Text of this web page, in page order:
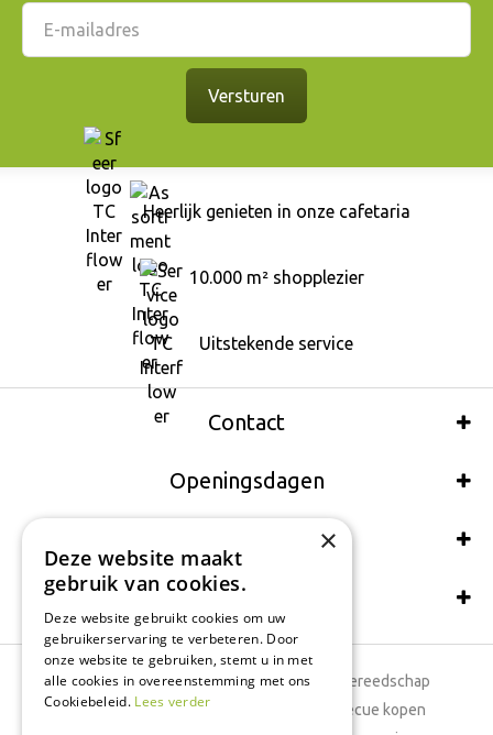
Heerlijk genieten in onze cafetaria
10.000 m² shopplezier
Uitstekende service
Contact
Openingsdagen
Wij accepteren ook:
Schrijf een recensie
Tuincentrum
Dierenwinkel
Tuingereedschap
Barbecue kopen
×
Deze website maakt
gebruik van cookies.
Deze website gebruikt cookies om uw
gebruikerservaring te verbeteren. Door
onze website te gebruiken, stemt u in met
alle cookies in overeenstemming met ons
Cookiebeleid. Lees verder